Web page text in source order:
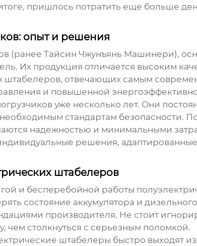
пришлось потратить еще больше
опыт и решения
(ранее Тайсин Чжунъянь Машинери),
Их продукция отличается высоким
штабелеров, отвечающих самым
и повышенной
уже несколько лет. Они
стандартам безопасности.
надежностью и минимальными
решения,
штабелеров
и бесперебойной работы
состояние аккумулятора и
производителя. Не стоит
столкнуться с серьезным поломкой.
штабелеры быстро выходят